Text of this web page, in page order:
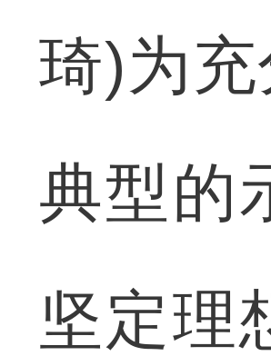
琦)为
典型的
坚定理